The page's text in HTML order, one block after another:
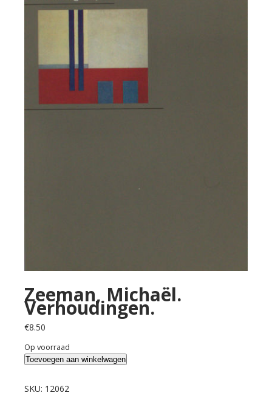
Zeeman, Michaël.
Verhoudingen.
€8.50
Op voorraad
Zeeman,
Verhoudingen.
Toevoegen aan winkelwagen
SKU: 12062